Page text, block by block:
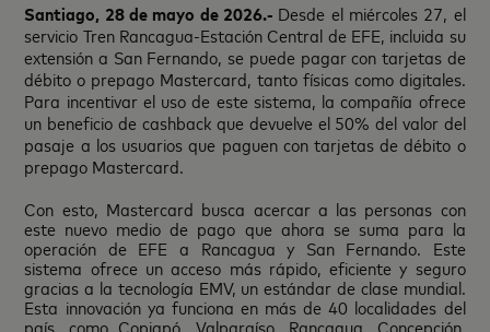
Santiago, 28 de mayo de 2026.- Desde el miércoles 27, el
servicio Tren Rancagua-Estación Central de EFE, incluida su
extensión a San Fernando, se puede pagar con tarjetas de
débito o prepago Mastercard, tanto físicas como digitales.
Para incentivar el uso de este sistema, la compañía ofrece
un beneficio de cashback que devuelve el 50% del valor del
pasaje a los usuarios que paguen con tarjetas de débito o
prepago Mastercard.
Con esto, Mastercard busca acercar a las personas con
este nuevo medio de pago que ahora se suma para la
operación de EFE a Rancagua y San Fernando. Este
sistema ofrece un acceso más rápido, eficiente y seguro
gracias a la tecnología EMV, un estándar de clase mundial.
Esta innovación ya funciona en más de 40 localidades del
país, como Copiapó, Valparaíso, Rancagua, Concepción,